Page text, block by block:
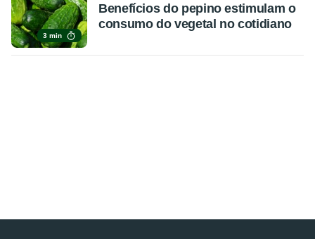
3 min
Benefícios do pepino estimulam o
consumo do vegetal no cotidiano